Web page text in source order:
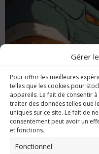
Gérer
Pour offrir les meilleures
telles que les cookies pour
appareils. Le fait de consentir
traiter des données telles que
uniques sur ce site. Le fait de
consentement peut avoir un
et fonctions.
Fonctionnel
DotEmu annonce
Imerod.fr est un site traitant
reproduction partielle ou